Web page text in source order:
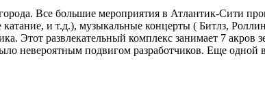
Все большие мероприятия в Атлантик-Сити
и т.д.), музыкальные концерты ( Битлз,
Этот развлекательный комплекс занимает 7 акров
невероятным подвигом разработчиков. Еще